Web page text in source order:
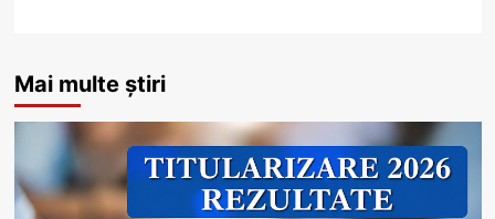
Mai multe știri